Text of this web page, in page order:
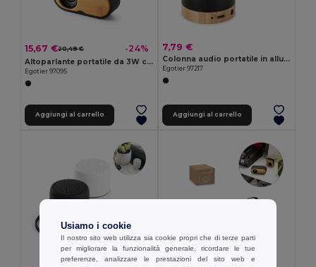
15,67 €20,49 € -24%
Altoparlante portatile da 3W con durata della batteria di 5 ore in bambù e ABS riciclato (100% rABS)
Egotier 97095
Aggiungi al carrello
7,79 €
Colonna audio portatile in alluminio riciclato (100% rAL) con 3 ore di autonomia
Egotier 97217
Aggiungi al carrello
Usiamo i cookie
Il nostro sito web utilizza sia cookie propri che di terze parti
per migliorare la funzionalità generale, ricordare le tue
preferenze, analizzare le prestazioni del sito web e